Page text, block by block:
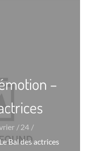
–
24
Bal des actrices